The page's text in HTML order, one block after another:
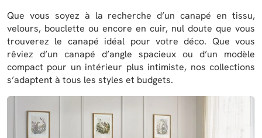
Que vous soyez à la recherche d’un canapé en tissu,
velours, bouclette ou encore en cuir, nul doute que vous
trouverez le canapé idéal pour votre déco. Que vous
rêviez d’un canapé d’angle spacieux ou d’un modèle
compact pour un intérieur plus intimiste, nos collections
s’adaptent à tous les styles et budgets.